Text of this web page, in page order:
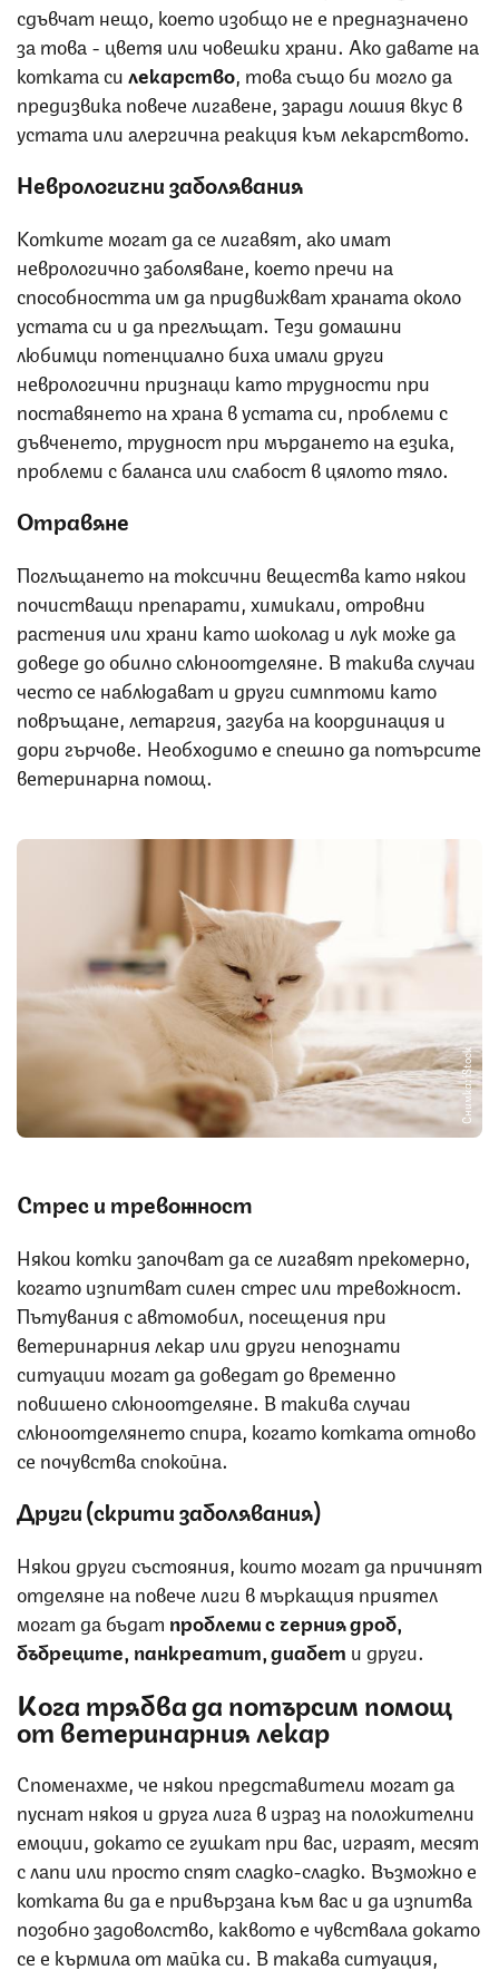
сдъвчат нещо, което изобщо не е предназначено
за това - цветя или човешки храни. Ако давате на
котката си лекарство , това също би могло да
предизвика повече лигавене, заради лошия вкус в
устата или алергична реакция към лекарството.
Неврологични заболявания
Котките могат да се лигавят, ако имат
неврологично заболяване, което пречи на
способността им да придвижват храната около
устата си и да преглъщат. Тези домашни
любимци потенциално биха имали други
неврологични признаци като трудности при
поставянето на храна в устата си, проблеми с
дъвченето, трудност при мърдането на езика,
проблеми с баланса или слабост в цялото тяло.
Отравяне
Поглъщането на токсични вещества като някои
почистващи препарати, химикали, отровни
растения или храни като шоколад и лук може да
доведе до обилно слюноотделяне. В такива случаи
често се наблюдават и други симптоми като
повръщане, летаргия, загуба на координация и
дори гърчове. Необходимо е спешно да потърсите
ветеринарна помощ.
Снимка: iStock
Стрес и тревожност
Някои котки започват да се лигавят прекомерно,
когато изпитват силен стрес или тревожност.
Пътувания с автомобил, посещения при
ветеринарния лекар или други непознати
ситуации могат да доведат до временно
повишено слюноотделяне. В такива случаи
слюноотделянето спира, когато котката отново
се почувства спокойна.
Други (скрити заболявания)
Някои други състояния, които могат да причинят
отделяне на повече лиги в мъркащия приятел
могат да бъдат проблеми с черния дроб,
бъбреците, панкреатит, диабет и други.
Кога трябва да потърсим помощ
от ветеринарния лекар
Споменахме, че някои представители могат да
пуснат някоя и друга лига в израз на положителни
емоции, докато се гушкат при вас, играят, месят
с лапи или просто спят сладко-сладко. Възможно е
котката ви да е привързана към вас и да изпитва
позобно задоволство, каквото е чувствала докато
се е кърмила от майка си. В такава ситуация,